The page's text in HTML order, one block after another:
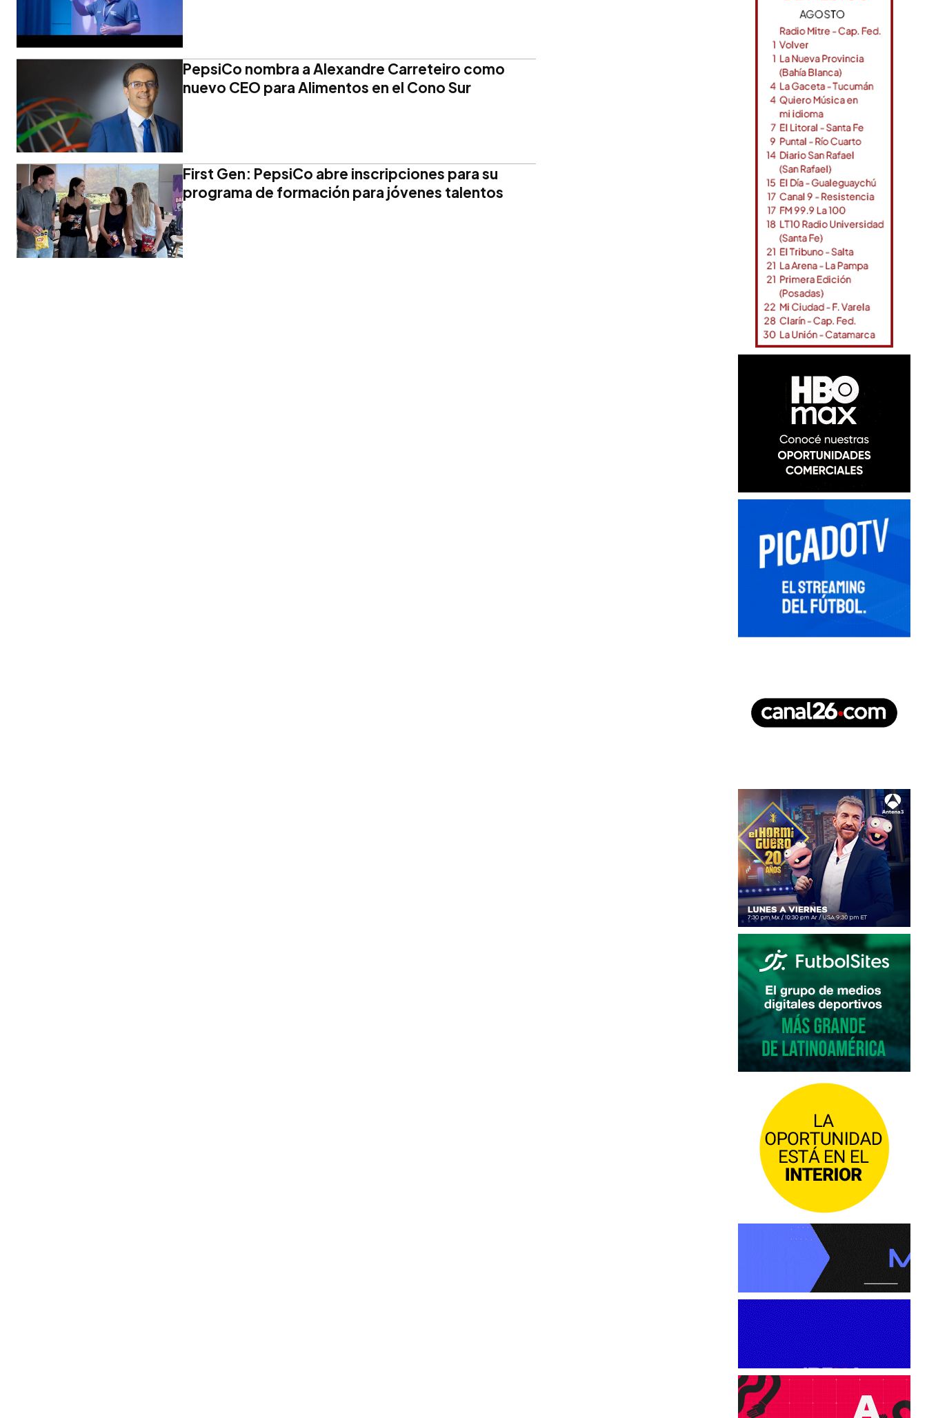
PepsiCo nombra a Alexandre Carreteiro como
nuevo CEO para Alimentos en el Cono Sur
First Gen: PepsiCo abre inscripciones para su
programa de formación para jóvenes talentos